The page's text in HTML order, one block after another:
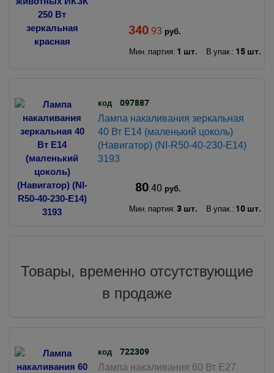
340.93 руб.
Мин. партия: 1 шт. В упак.: 15 шт.
код 097887
Лампа накаливания зеркальная
40 Вт Е14 (маленький цоколь)
(Навигатор) (NI-R50-40-230-E14)
3193
80.40 руб.
Мин. партия: 3 шт. В упак.: 10 шт.
Товары, временно отсутствующие
в продаже
код 722309
Лампа накаливания 60 Вт Е27